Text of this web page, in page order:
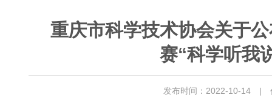
重庆市科学技术协会关于
赛“科学听我
发布时间：2022-10-14 |